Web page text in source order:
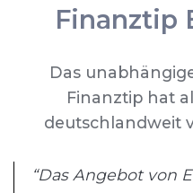
Finanztip
Das
Finanztip hat
deutschlandweit
“Das Angebot von